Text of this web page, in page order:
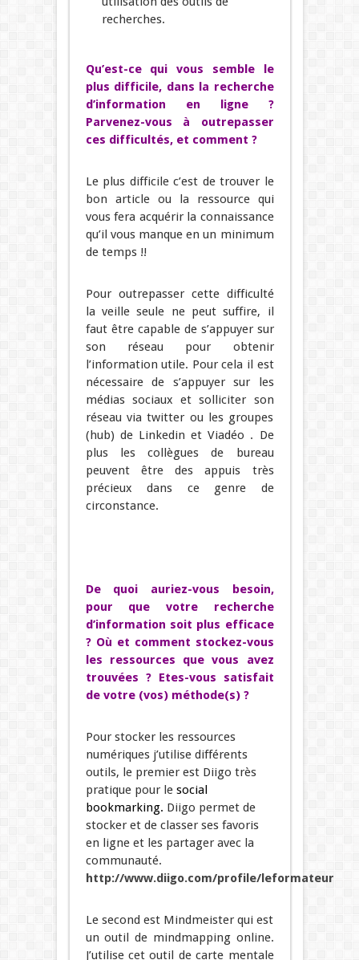
recherches.
Qu’est-ce qui vous semble le
plus difficile, dans la recherche
d’information en ligne ?
Parvenez-vous à outrepasser
ces difficultés, et comment ?
Le plus difficile c’est de trouver le
bon article ou la ressource qui
vous fera acquérir la connaissance
qu’il vous manque en un minimum
de temps !!
Pour outrepasser cette difficulté
la veille seule ne peut suffire, il
faut être capable de s’appuyer sur
son réseau pour obtenir
l’information utile. Pour cela il est
nécessaire de s’appuyer sur les
médias sociaux et solliciter son
réseau via twitter ou les groupes
(hub) de Linkedin et Viadéo . De
plus les collègues de bureau
peuvent être des appuis très
précieux dans ce genre de
circonstance.
De quoi auriez-vous besoin,
pour que votre recherche
d’information soit plus efficace
? Où et comment stockez-vous
les ressources que vous avez
trouvées ? Etes-vous satisfait
de votre (vos) méthode(s) ?
Pour stocker les ressources
numériques j’utilise différents
outils, le premier est Diigo très
pratique pour le social
bookmarking. Diigo permet de
stocker et de classer ses favoris
en ligne et les partager avec la
communauté.
http://www.diigo.com/profile/leformateur
Le second est Mindmeister qui est
un outil de mindmapping online.
J’utilise cet outil de carte mentale